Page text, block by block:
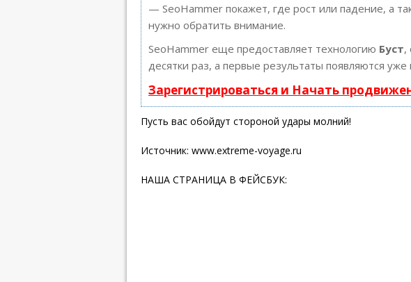
— SeoHammer покажет, где рост или падение, а
нужно обратить внимание.
SeoHammer еще предоставляет технологию Буст,
десятки раз, а первые результаты появляются
Зарегистрироваться и Начать
Пусть вас обойдут стороной удары молний!
Источник: www.extreme-voyage.ru
НАША СТРАНИЦА В ФЕЙСБУК: